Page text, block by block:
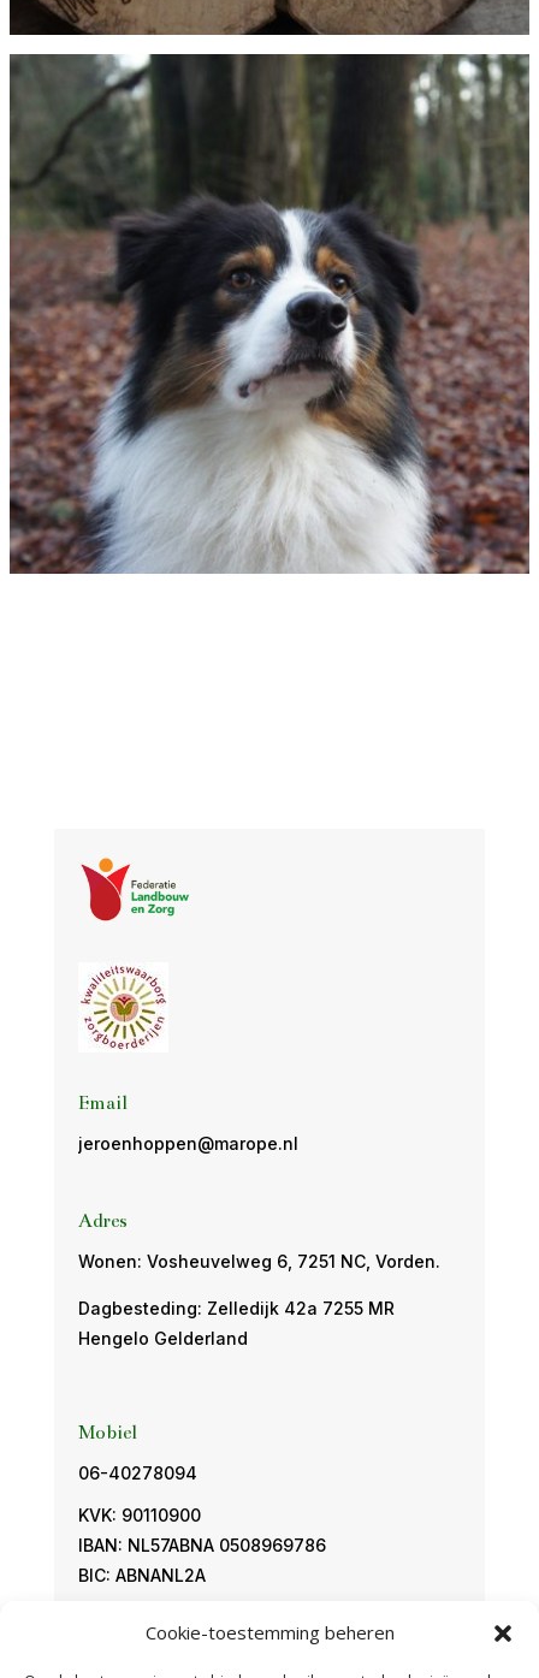
Cookie-toestemming beheren
Email
jeroenhoppen@marope.nl
Adres
Wonen: Vosheuvelweg 6, 7251 NC, Vorden.
Dagbesteding: Zelledijk 42a 7255 MR
Hengelo Gelderland
Mobiel
06-40278094
KVK: 90110900
IBAN: NL57ABNA 0508969786
BIC: ABNANL2A